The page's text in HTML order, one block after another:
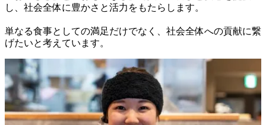
し、社会全体に豊かさと活力をもたらします。
単なる食事としての満足だけでなく、社会全体への貢献に繋
げたいと考えています。